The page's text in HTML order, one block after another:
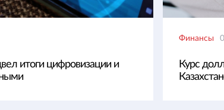
итоги цифровизации и
Финансы
Курс